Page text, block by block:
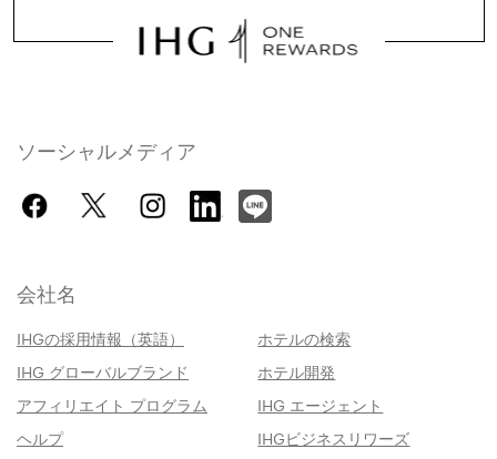
ソーシャルメディア
会社名
IHGの採用情報（英語）
ホテルの検索
IHG グローバルブランド
ホテル開発
アフィリエイト プログラム
IHG エージェント
ヘルプ
IHGビジネスリワーズ